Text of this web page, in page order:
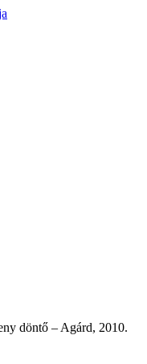
döntő – Agárd, 2010.